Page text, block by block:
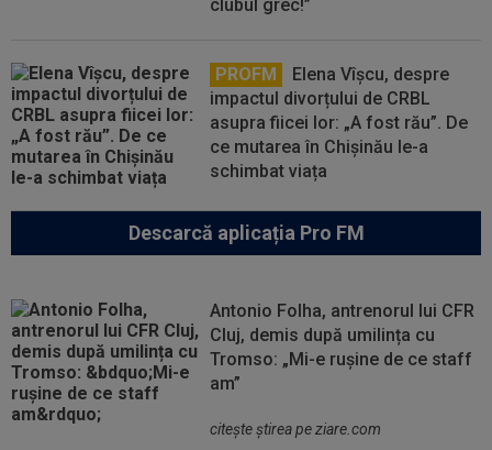
clubul grec!”
PROFM
Elena Vîșcu, despre
impactul divorțului de CRBL
asupra fiicei lor: „A fost rău”. De
ce mutarea în Chișinău le-a
schimbat viața
Descarcă aplicația Pro FM
Antonio Folha, antrenorul lui CFR
Cluj, demis după umilința cu
Tromso: „Mi-e rușine de ce staff
am”
citeşte ştirea pe ziare.com